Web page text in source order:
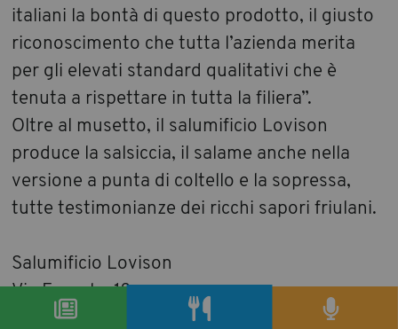
italiani la bontà di questo prodotto, il giusto
riconoscimento che tutta l’azienda merita
per gli elevati standard qualitativi che è
tenuta a rispettare in tutta la filiera”.
Oltre al musetto, il salumificio Lovison
produce la salsiccia, il salame anche nella
versione a punta di coltello e la sopressa,
tutte testimonianze dei ricchi sapori friulani.
Salumificio Lovison
Via Foscolo, 18
Spilimbergo (Pordenone)